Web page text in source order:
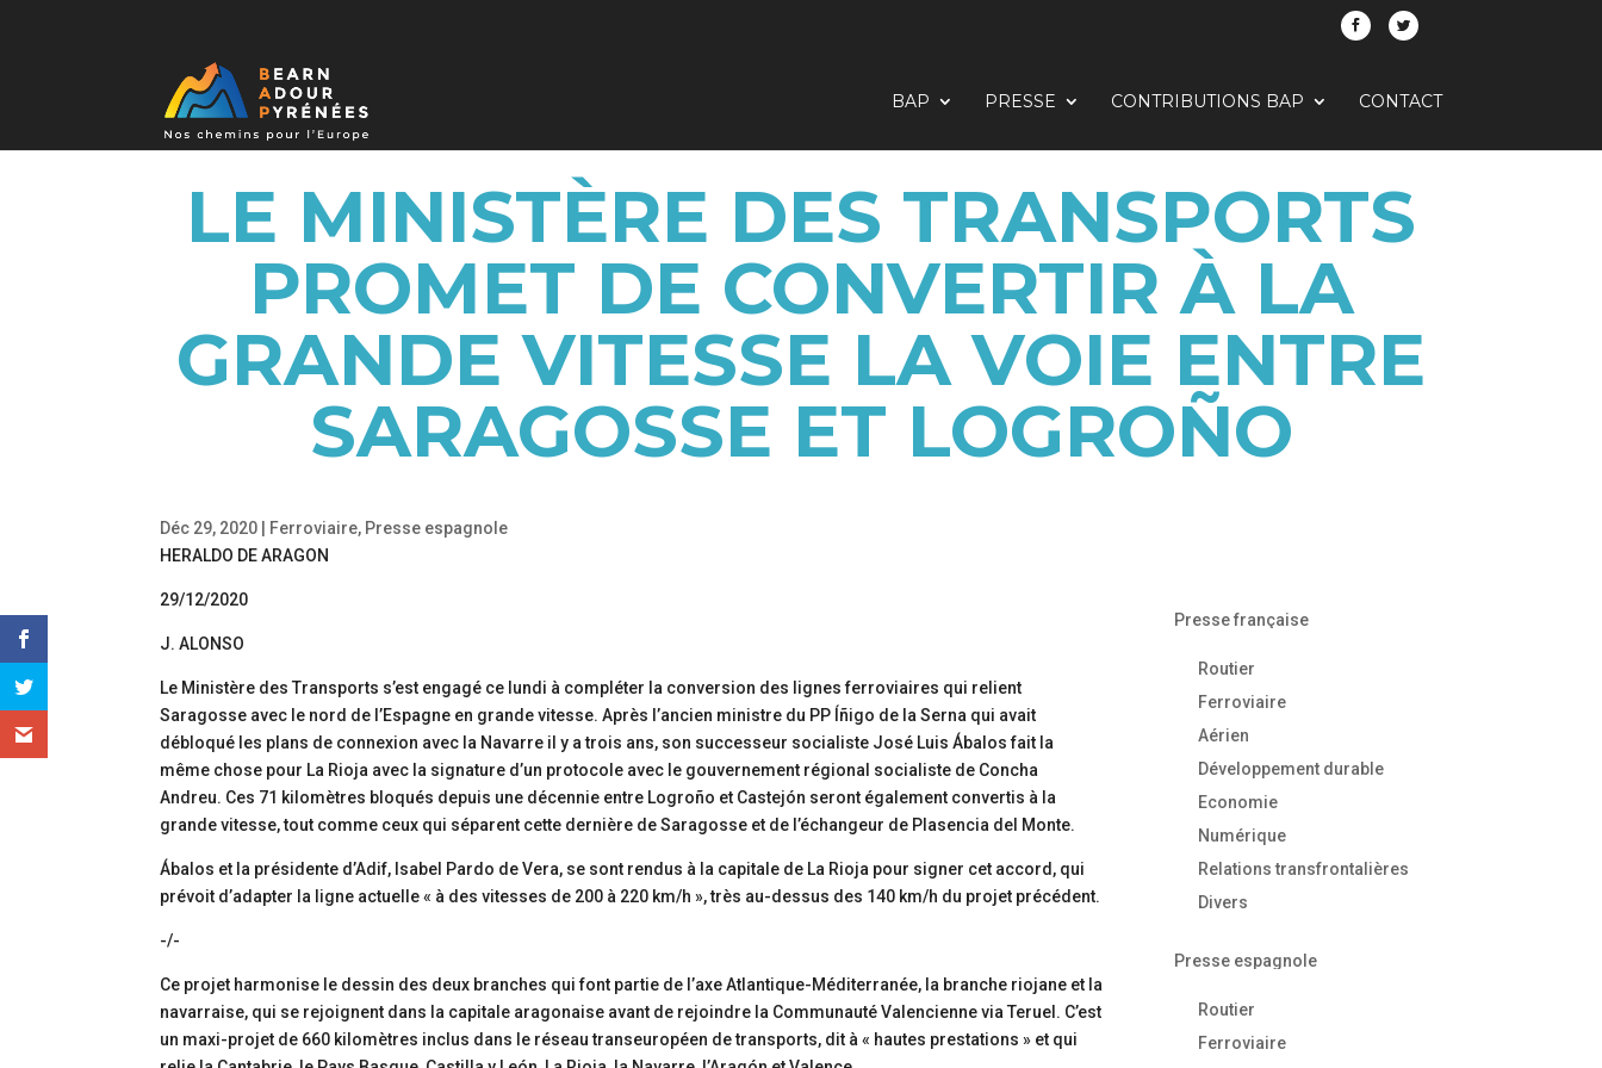
BAP PRESSE CONTRIBUTIONS BAP CONTACT
LE MINISTÈRE DES TRANSPORTS
PROMET DE CONVERTIR À LA
GRANDE VITESSE LA VOIE ENTRE
SARAGOSSE ET LOGROÑO
Déc 29, 2020 Ferroviaire, Presse espagnole
HERALDO DE ARAGON
29/12/2020
J. ALONSO
Le Ministère des Transports s’est engagé ce lundi à compléter la conversion des lignes ferroviaires qui relient
Saragosse avec le nord de l’Espagne en grande vitesse. Après l’ancien ministre du PP Íñigo de la Serna qui avait
débloqué les plans de connexion avec la Navarre il y a trois ans, son successeur socialiste José Luis Ábalos fait la
même chose pour La Rioja avec la signature d’un protocole avec le gouvernement régional socialiste de Concha
Andreu. Ces 71 kilomètres bloqués depuis une décennie entre Logroño et Castejón seront également convertis à la
grande vitesse, tout comme ceux qui séparent cette dernière de Saragosse et de l’échangeur de Plasencia del Monte.
Ábalos et la présidente d’Adif, Isabel Pardo de Vera, se sont rendus à la capitale de La Rioja pour signer cet accord, qui
prévoit d’adapter la ligne actuelle « à des vitesses de 200 à 220 km/h », très au-dessus des 140 km/h du projet précédent.
-/-
Ce projet harmonise le dessin des deux branches qui font partie de l’axe Atlantique-Méditerranée, la branche riojane et la
navarraise, qui se rejoignent dans la capitale aragonaise avant de rejoindre la Communauté Valencienne via Teruel. C’est
un maxi-projet de 660 kilomètres inclus dans le réseau transeuropéen de transports, dit à « hautes prestations » et qui
Presse française
Routier
Ferroviaire
Aérien
Développement durable
Economie
Numérique
Relations transfrontalières
Divers
Presse espagnole
Routier
Ferroviaire